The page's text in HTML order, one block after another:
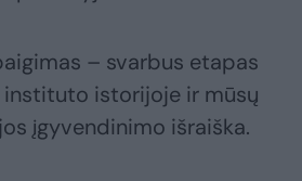
– svarbus etapas
instituto istorijoje ir mūsų
įgyvendinimo išraiška.